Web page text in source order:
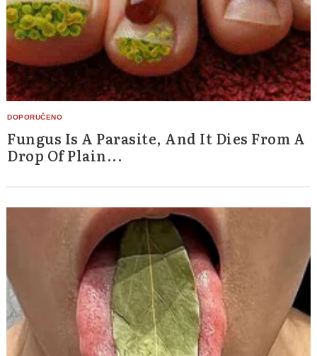
Fungus Is A Parasite, And It Dies From A
Drop Of Plain...